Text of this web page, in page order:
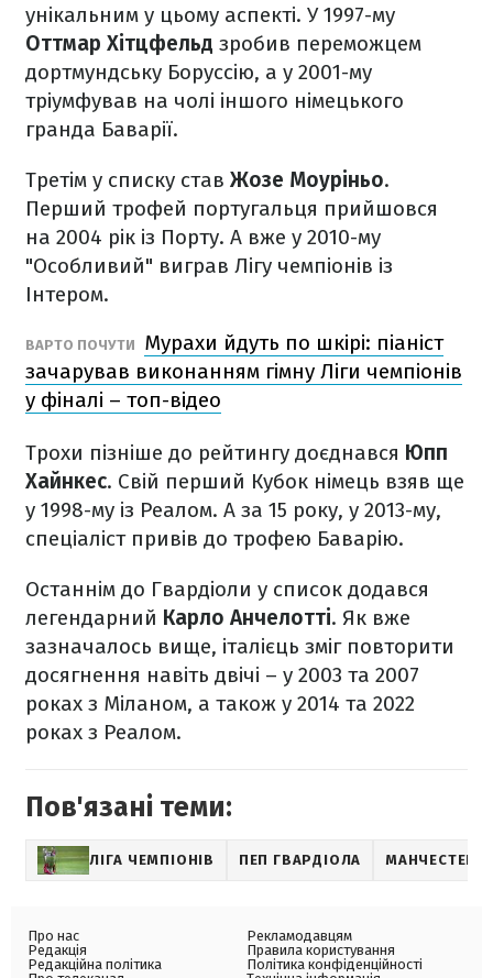
унікальним у цьому аспекті. У 1997-му
Оттмар Хітцфельд зробив переможцем
дортмундську Боруссію, а у 2001-му
тріумфував на чолі іншого німецького
гранда Баварії.
Третім у списку став Жозе Моуріньо.
Перший трофей португальця прийшовся
на 2004 рік із Порту. А вже у 2010-му
"Особливий" виграв Лігу чемпіонів із
Інтером.
ВАРТО ПОЧУТИ
Мурахи йдуть по шкірі: піаніст
зачарував виконанням гімну Ліги чемпіонів
у фіналі – топ-відео
Трохи пізніше до рейтингу доєднався Юпп
Хайнкес. Свій перший Кубок німець взяв ще
у 1998-му із Реалом. А за 15 року, у 2013-му,
спеціаліст привів до трофею Баварію.
Останнім до Гвардіоли у список додався
легендарний Карло Анчелотті. Як вже
зазначалось вище, італієць зміг повторити
досягнення навіть двічі – у 2003 та 2007
роках з Міланом, а також у 2014 та 2022
роках з Реалом.
Пов'язані теми:
ЛІГА ЧЕМПІОНІВ ПЕП ГВАРДІОЛА МАНЧЕСТЕР
Про нас
Редакція
Редакційна політика
Рекламодавцям
Правила користування
Політика конфіденційності